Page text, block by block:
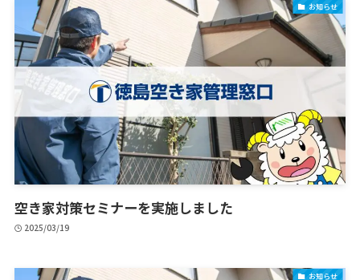
お知らせ
空き家対策セミナーを実施しました
2025/03/19
お知らせ